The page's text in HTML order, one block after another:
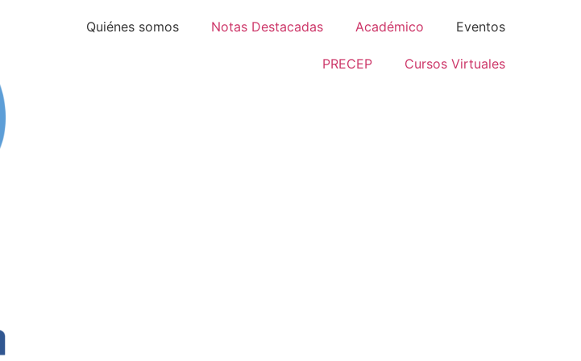
Quiénes somos Notas Destacadas Académico Eventos
PRECEP Cursos Virtuales